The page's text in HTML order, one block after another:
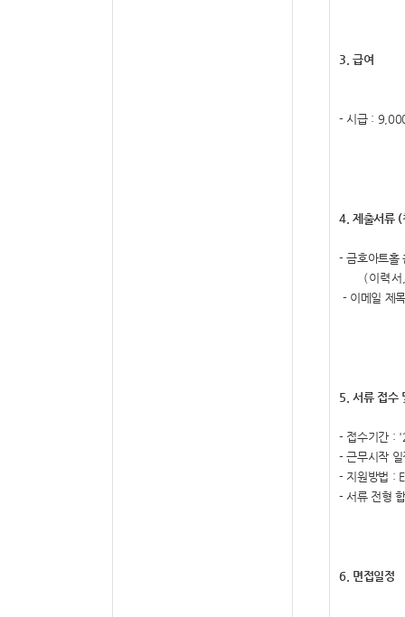
3. 급여
- 시급:
4. 제출서류(
-금호아트홀
(이력서
- 이메일 제
5. 서류 접수
- 접수기간 :
-근무시작 일
- 지원방법 :
-서류 전형
6. 면접일정